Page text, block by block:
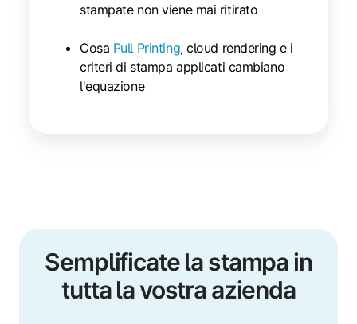
stampate non viene mai ritirato
Cosa Pull Printing, cloud rendering e i
criteri di stampa applicati cambiano
l'equazione
Semplificate la stampa in
tutta la vostra azienda